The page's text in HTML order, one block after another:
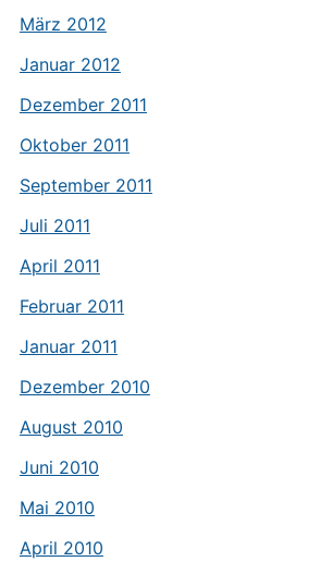
März 2012
Januar 2012
Dezember 2011
Oktober 2011
September 2011
Juli 2011
April 2011
Februar 2011
Januar 2011
Dezember 2010
August 2010
Juni 2010
Mai 2010
April 2010